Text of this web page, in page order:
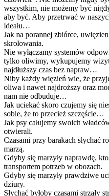
wszystkim, nie możemy być
aby być. Aby przetrwać w
ideału…
Jak na porannej zbiórce,
skrolowania.
Nie wyłączamy systemów
tylko oliwimy, wykupujemy
najdłuższy czas bez napraw…
Niby każdy więzień wie, że
oliwa i nawet najdroższy oraz
nam nie odbuduje…
Jak uciekać skoro czujemy się
sobie, że to przecież szczęście…
Jak psy całujemy swoich
otwierali.
Czasami przy barakach słychać
marzą.
Gdyby się marzyły naprawdę,
transportem potrzeb w obozach.
Gdyby się marzyły prawdziwe
dziury.
Słychać byłoby czasami strzały